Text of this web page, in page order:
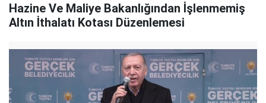
Hazine Ve Maliye Bakanlığından İşlenmemiş
Altın İthalatı Kotası Düzenlemesi